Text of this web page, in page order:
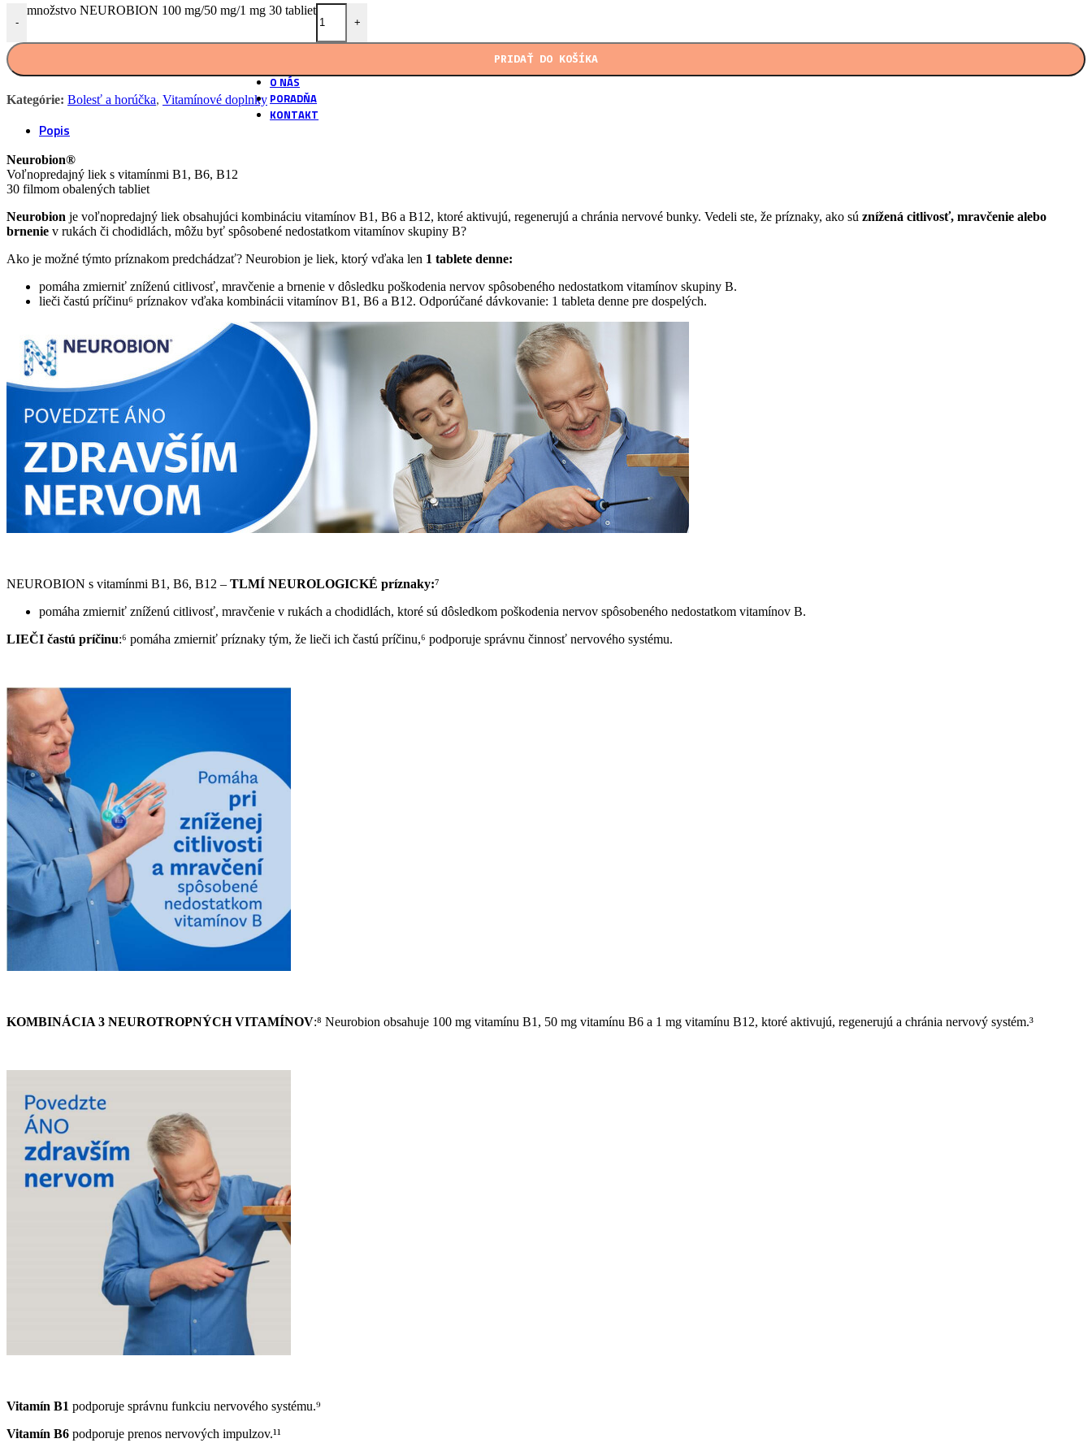
Vlastné laboratórium
O NÁS
PORADŇA
KONTAKT
-
množstvo NEUROBION 100 mg/50 mg/1 mg 30 tabliet
+
PRIDAŤ DO KOŠÍKA
Kategórie: Bolesť a horúčka, Vitamínové doplnky
Popis
Neurobion®
Voľnopredajný liek s vitamínmi B1, B6, B12
30 filmom obalených tabliet
Neurobion je voľnopredajný liek obsahujúci kombináciu vitamínov B1, B6 a B12, ktoré aktivujú, regenerujú a chránia nervové bunky. Vedeli ste, že príznaky, ako sú znížená citlivosť, mravčenie alebo
brnenie v rukách či chodidlách, môžu byť spôsobené nedostatkom vitamínov skupiny B?
Ako je možné týmto príznakom predchádzať? Neurobion je liek, ktorý vďaka len 1 tablete denne:
pomáha zmierniť zníženú citlivosť, mravčenie a brnenie v dôsledku poškodenia nervov spôsobeného nedostatkom vitamínov skupiny B.
lieči častú príčinu⁶ príznakov vďaka kombinácii vitamínov B1, B6 a B12. Odporúčané dávkovanie: 1 tableta denne pre dospelých.
NEUROBION s vitamínmi B1, B6, B12 – TLMÍ NEUROLOGICKÉ príznaky:⁷
pomáha zmierniť zníženú citlivosť, mravčenie v rukách a chodidlách, ktoré sú dôsledkom poškodenia nervov spôsobeného nedostatkom vitamínov B.
​​​​​LIEČI častú príčinu:⁶ pomáha zmierniť príznaky tým, že lieči ich častú príčinu,⁶ podporuje správnu činnosť nervového systému.
KOMBINÁCIA 3 NEUROTROPNÝCH VITAMÍNOV:⁸ Neurobion obsahuje 100 mg vitamínu B1, 50 mg vitamínu B6 a 1 mg vitamínu B12, ktoré aktivujú, regenerujú a chránia nervový systém.³
Vitamín B1 podporuje správnu funkciu nervového systému.⁹
Vitamín B6 podporuje prenos nervových impulzov.¹¹